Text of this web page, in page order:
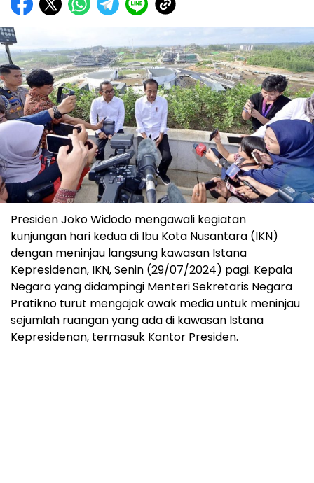
Presiden Joko Widodo mengawali kegiatan
kunjungan hari kedua di Ibu Kota Nusantara (IKN)
dengan meninjau langsung kawasan Istana
Kepresidenan, IKN, Senin (29/07/2024) pagi. Kepala
Negara yang didampingi Menteri Sekretaris Negara
Pratikno turut mengajak awak media untuk meninjau
sejumlah ruangan yang ada di kawasan Istana
Kepresidenan, termasuk Kantor Presiden.